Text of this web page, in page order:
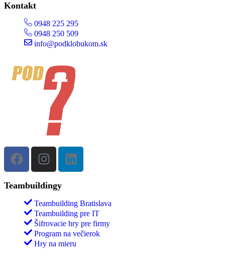
Kontakt
0948 225 295
0948 250 509
info@podklobukom.sk
Teambuildingy
Teambuilding Bratislava
Teambuilding pre IT
Šifrovacie hry pre firmy
Program na večierok
Hry na mieru